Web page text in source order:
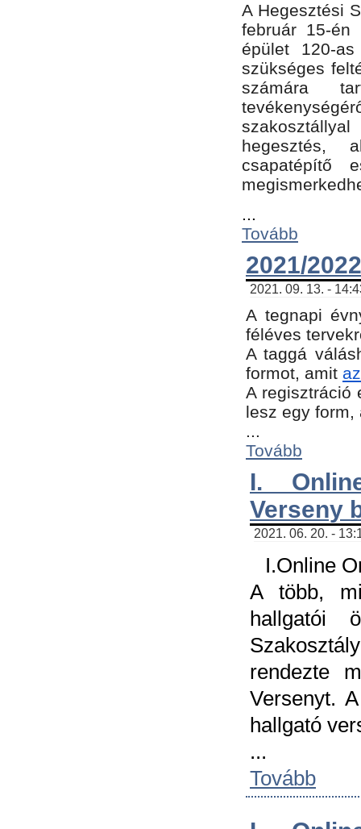
A Hegesztési
február 15-
épület 120-
szükséges
számára
hegesztés,
csapatépítő
...
Tovább
2021/
2021. 09. 13. -
A tegnapi
féléves
A taggá
formot, amit
A regisztráció
lesz egy
...
Tovább
I.
Verseny
2021. 06. 20. -
I.Online
A több,
hallgatói
rendezte
Versenyt.
hallgató
...
Tovább